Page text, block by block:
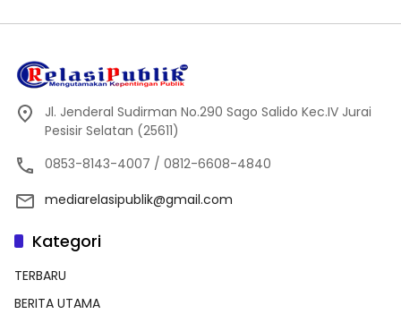
Jl. Jenderal Sudirman No.290 Sago Salido Kec.IV Jurai
Pesisir Selatan (25611)
0853-8143-4007 / 0812-6608-4840
mediarelasipublik@gmail.com
Kategori
TERBARU
BERITA UTAMA